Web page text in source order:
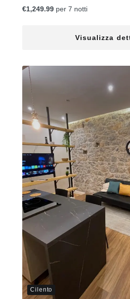
€1,249.99 per 7 notti
Visualizza
Cilento